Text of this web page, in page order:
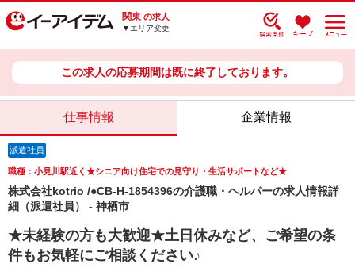
関東 の求人
▼エリア変更
この求人の応募期間は既に終了しております。
仕事情報 企業情報
派遣社員
職種：小見川駅近く★シニア向け住宅での見守り・生活サポートなど★
株式会社kotrio /●CB-H-1854396の介護職・ヘルパーの求人情報詳
細（派遣社員） - 神栖市
★未経験の方も大歓迎★土日休みなど、ご希望の条
件もお気軽にご相談ください♪